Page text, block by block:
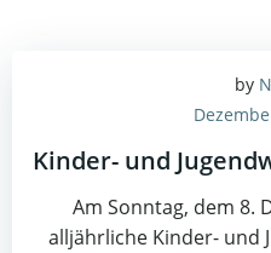
by
Kinder- und
Am Sonntag, dem 8.
alljährliche Kinder- und